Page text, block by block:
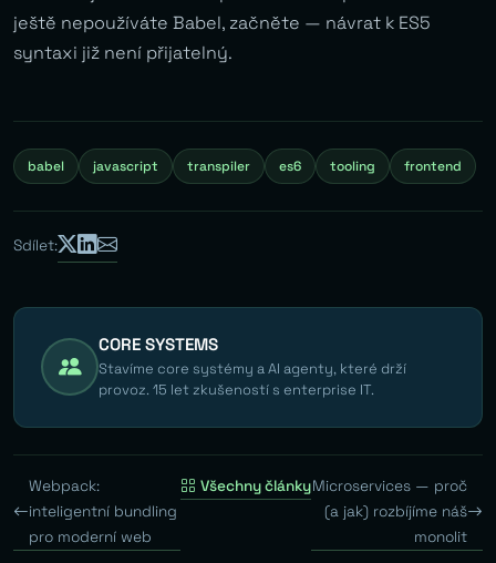
ještě nepoužíváte Babel, začněte — návrat k ES5
syntaxi již není přijatelný.
babel javascript transpiler es6 tooling frontend
Sdílet:
CORE SYSTEMS
Stavíme core systémy a AI agenty, které drží
provoz. 15 let zkušeností s enterprise IT.
Webpack:
inteligentní bundling
pro moderní web
Všechny článkyMicroservices — proč
(a jak) rozbíjíme náš
monolit